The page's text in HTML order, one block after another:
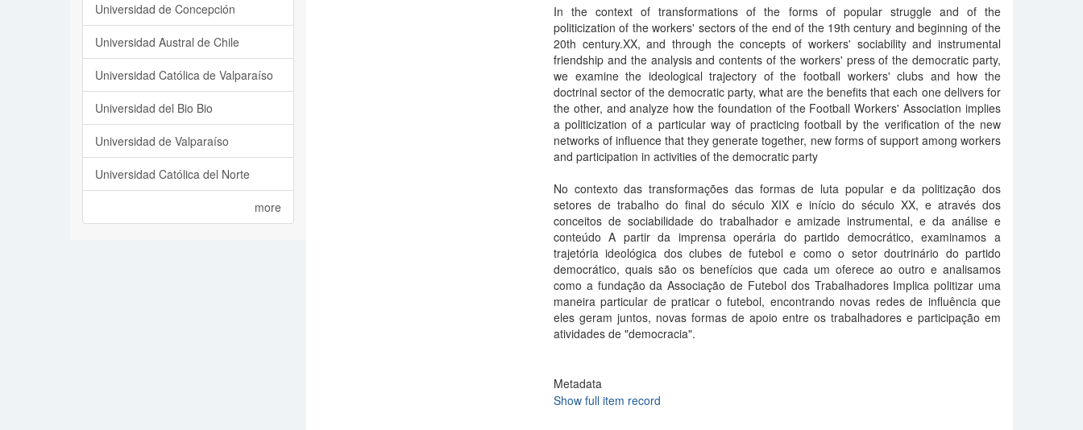
In the context of transformations of the forms of popular struggle and of the
politicization of the workers' sectors of the end of the 19th century and beginning of the
20th century.XX, and through the concepts of workers' sociability and instrumental
friendship and the analysis and contents of the workers' press of the democratic party,
we examine the ideological trajectory of the football workers' clubs and how the
doctrinal sector of the democratic party, what are the benefits that each one delivers for
the other, and analyze how the foundation of the Football Workers' Association implies
a politicization of a particular way of practicing football by the verification of the new
networks of influence that they generate together, new forms of support among workers
and participation in activities of the democratic party
No contexto das transformações das formas de luta popular e da politização dos
setores de trabalho do final do século XIX e início do século XX, e através dos
conceitos de sociabilidade do trabalhador e amizade instrumental, e da análise e
conteúdo A partir da imprensa operária do partido democrático, examinamos a
trajetória ideológica dos clubes de futebol e como o setor doutrinário do partido
democrático, quais são os benefícios que cada um oferece ao outro e analisamos
como a fundação da Associação de Futebol dos Trabalhadores Implica politizar uma
maneira particular de praticar o futebol, encontrando novas redes de influência que
eles geram juntos, novas formas de apoio entre os trabalhadores e participação em
atividades de "democracia".
Metadata
Show full item record
Universidad de Concepción
Universidad Austral de Chile
Universidad Católica de Valparaíso
Universidad del Bio Bio
Universidad de Valparaíso
Universidad Católica del Norte
more